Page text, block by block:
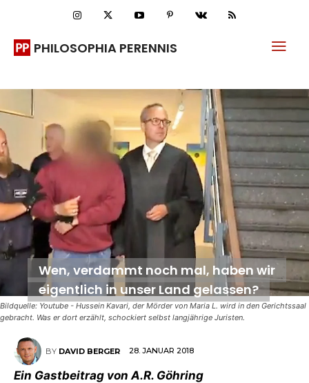
PHILOSOPHIA PERENNIS
Bildquelle: Youtube - Hussein Kavari, der Mörder von Maria L. wird in den Gerichtssaal
gebracht. Was er dort erzählt, schockiert selbst langjährige Juristen.
Wen, verdammt noch mal, haben wir
eigentlich in unser Land gelassen?
BY DAVID BERGER 28. JANUAR 2018
Ein Gastbeitrag von A.R. Göhring